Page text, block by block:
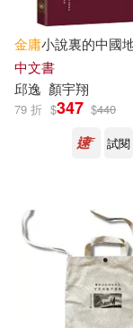
馮翊綱(3)
Jin Yong(2)
侯信永(2)
劉國重(2)
南小橘(2)
生智(4)
西南財經大
上海三聯書
作家出版社
北京大學出
現在可購買
作者/演唱/譯
金庸小說裏的中國
中文書
邱逸 顏宇翔
79 折 $347 $440
試閱